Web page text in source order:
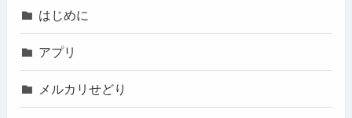
はじめに
アプリ
メルカリせどり